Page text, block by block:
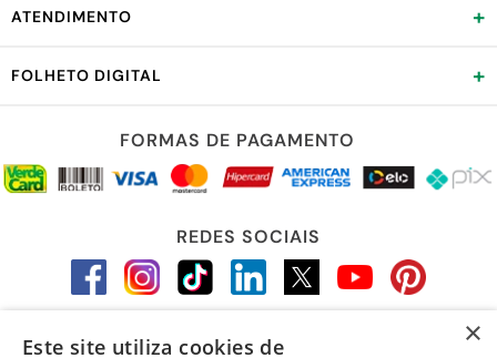
ATENDIMENTO +
FOLHETO DIGITAL +
FORMAS DE PAGAMENTO
REDES SOCIAIS
LOJA SEGURA
×
Este site utiliza cookies de